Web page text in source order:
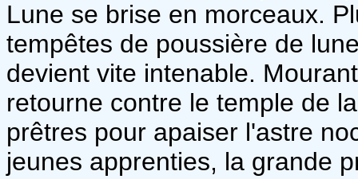
Lune se brise en morceaux.
tempêtes de poussière de
devient vite intenable.
retourne contre le temple de
prêtres pour apaiser l'astre
jeunes apprenties, la grande